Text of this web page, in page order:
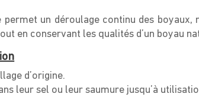
permet un déroulage continu des
en conservant les qualités d’un boyau
d’origine.
leur sel ou leur saumure jusqu’à